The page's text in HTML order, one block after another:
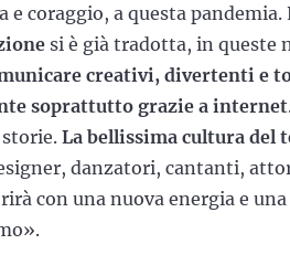
e coraggio, a questa pandemia.
si è già tradotta, in queste
creativi, divertenti e
soprattutto grazie a internet
La bellissima cultura del
danzatori, cantanti,
con una nuova energia e